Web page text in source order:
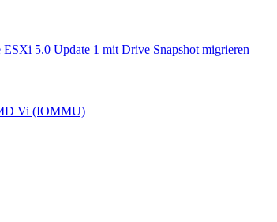
5.0 Update 1 mit Drive Snapshot migrieren
Vi (IOMMU)